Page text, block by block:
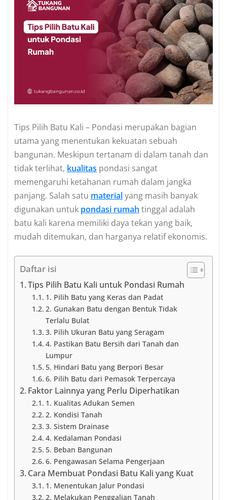
Tips Pilih Batu Kali – Pondasi merupakan bagian
utama yang menentukan kekuatan sebuah
bangunan. Meskipun tertanam di dalam tanah dan
tidak terlihat, kualitas pondasi sangat
memengaruhi ketahanan rumah dalam jangka
panjang. Salah satu materialyang masih banyak
digunakan untuk pondasi rumah tinggal adalah
batu kali karena memiliki daya tekan yang baik,
mudah ditemukan, dan harganya relatif ekonomis.
Daftar isi
Tips Pilih Batu Kali untuk Pondasi Rumah
1. Pilih Batu yang Keras dan Padat
2. Gunakan Batu dengan Bentuk Tidak
Terlalu Bulat
3. Pilih Ukuran Batu yang Seragam
4. Pastikan Batu Bersih dari Tanah dan
Lumpur
5. Hindari Batu yang Berpori Besar
6. Pilih Batu dari Pemasok Terpercaya
Faktor Lainnya yang Perlu Diperhatikan
1. Kualitas Adukan Semen
2. Kondisi Tanah
3. Sistem Drainase
4. Kedalaman Pondasi
5. Beban Bangunan
6. Pengawasan Selama Pengerjaan
Cara Membuat Pondasi Batu Kali yang Kuat
1. Menentukan Jalur Pondasi
2. Melakukan Penggalian Tanah